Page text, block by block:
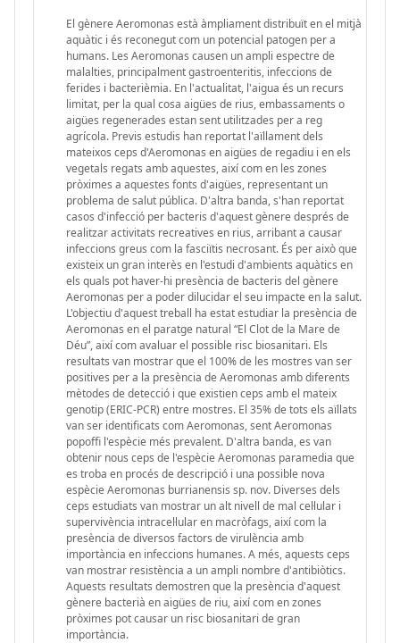
El gènere Aeromonas està àmpliament distribuït en el mitjà
aquàtic i és reconegut com un potencial patogen per a
humans. Les Aeromonas causen un ampli espectre de
malalties, principalment gastroenteritis, infeccions de
ferides i bacterièmia. En l'actualitat, l'aigua és un recurs
limitat, per la qual cosa aigües de rius, embassaments o
aigües regenerades estan sent utilitzades per a reg
agrícola. Previs estudis han reportat l'aïllament dels
mateixos ceps d'Aeromonas en aigües de regadiu i en els
vegetals regats amb aquestes, així com en les zones
pròximes a aquestes fonts d'aigües, representant un
problema de salut pública. D'altra banda, s'han reportat
casos d'infecció per bacteris d'aquest gènere després de
realitzar activitats recreatives en rius, arribant a causar
infeccions greus com la fasciïtis necrosant. És per això que
existeix un gran interès en l'estudi d'ambients aquàtics en
els quals pot haver-hi presència de bacteris del gènere
Aeromonas per a poder dilucidar el seu impacte en la salut.
L'objectiu d'aquest treball ha estat estudiar la presència de
Aeromonas en el paratge natural “El Clot de la Mare de
Déu”, així com avaluar el possible risc biosanitari. Els
resultats van mostrar que el 100% de les mostres van ser
positives per a la presència de Aeromonas amb diferents
mètodes de detecció i que existien ceps amb el mateix
genotip (ERIC-PCR) entre mostres. El 35% de tots els aïllats
van ser identificats com Aeromonas, sent Aeromonas
popoffi l'espècie més prevalent. D'altra banda, es van
obtenir nous ceps de l'espècie Aeromonas paramedia que
es troba en procés de descripció i una possible nova
espècie Aeromonas burrianensis sp. nov. Diverses dels
ceps estudiats van mostrar un alt nivell de mal cel·lular i
supervivència intracel·lular en macròfags, així com la
presència de diversos factors de virulència amb
importància en infeccions humanes. A més, aquests ceps
van mostrar resistència a un ampli nombre d'antibiòtics.
Aquests resultats demostren que la presència d'aquest
gènere bacterià en aigües de riu, així com en zones
pròximes pot causar un risc biosanitari de gran
importància.